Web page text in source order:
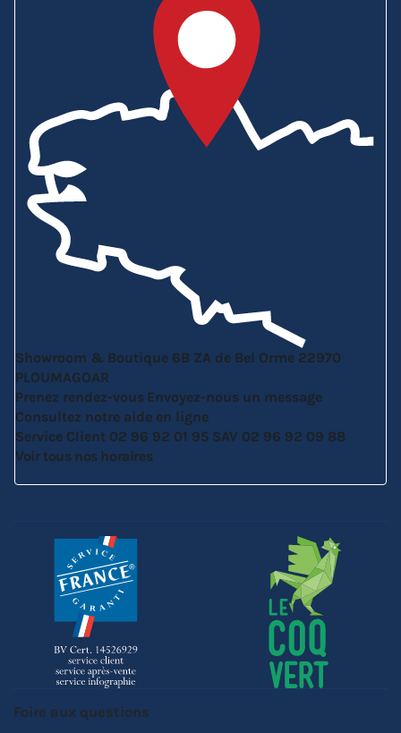
Showroom & Boutique 6B ZA de Bel Orme 22970
PLOUMAGOAR
Prenez rendez-vous Envoyez-nous un message
Consultez notre aide en ligne
Service Client 02 96 92 01 95 SAV 02 96 92 09 88
Voir tous nos horaires
Foire aux questions